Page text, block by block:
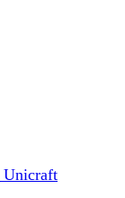
Unicraft